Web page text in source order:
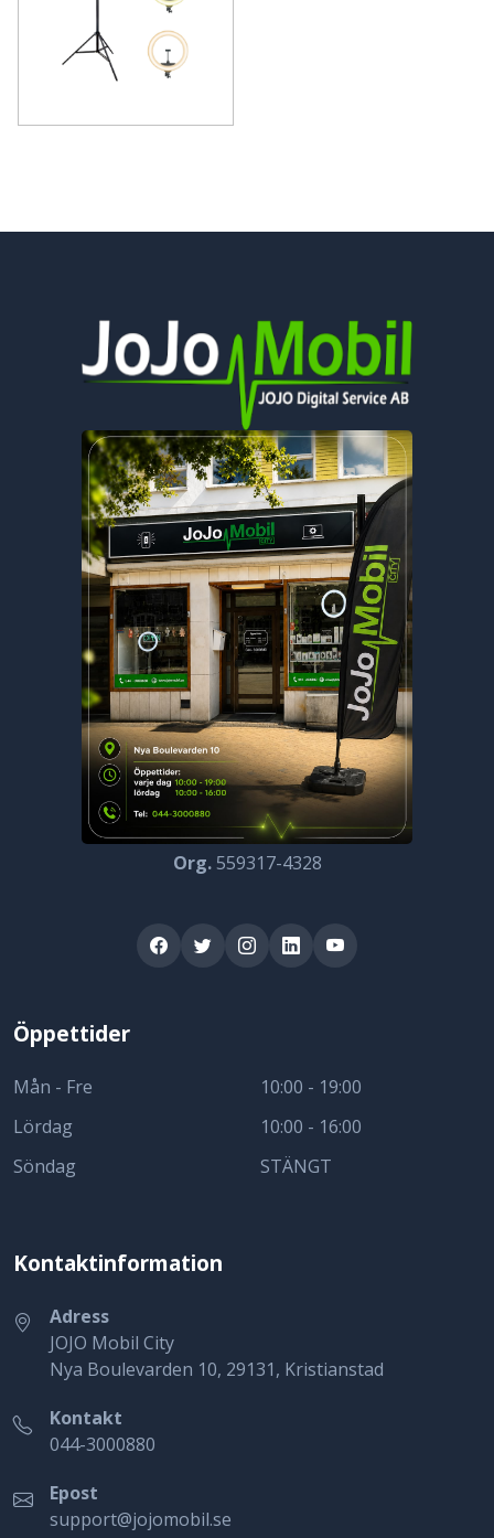
Org.559317-4328
Öppettider
Mån - Fre
Lördag
Söndag
10:00 - 19:00
10:00 - 16:00
STÄNGT
Kontaktinformation
Adress
JOJO Mobil City
Nya Boulevarden 10, 29131, Kristianstad
Kontakt
044-3000880
Epost
support@jojomobil.se